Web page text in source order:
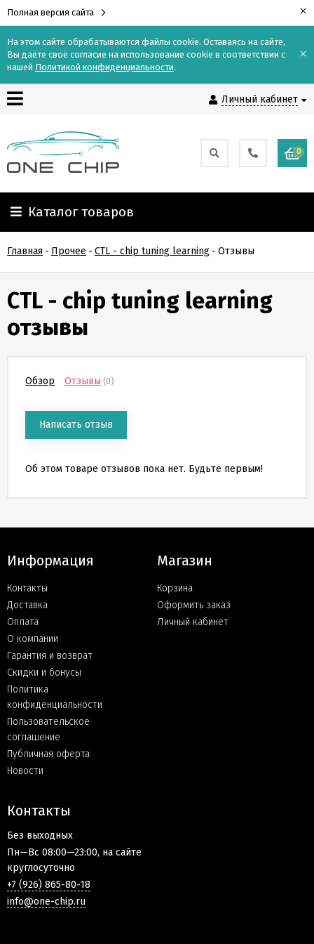
Полная версия сайта ×
На этом сайте обрабатываются файлы cookie. Оставаясь на сайте,
Вы даёте своё согласие на использование cookie в соответствии с
нашей Политикой конфиденциальности.
×
Личный кабинет
Контакты
Доставка
Оплата
О
компании
Гарантия
Скидки
и
соглашение
Новости
0
Каталог товаров
Главная - Прочее - CTL - chip tuning learning - Отзывы
CTL - chip tuning learning
отзывы
Обзор Отзывы (0)
Написать отзыв
Об этом товаре отзывов пока нет. Будьте первым!
Информация
Контакты
Доставка
Оплата
О компании
Гарантия и возврат
Скидки и бонусы
Политика
конфиденциальности
Пользовательское
соглашение
Публичная оферта
Новости
Магазин
Корзина
Оформить заказ
Личный кабинет
Контакты
Без выходных
Пн—Вс 08:00—23:00, на сайте
круглосуточно
+7 (926) 865-80-18
info@one-chip.ru